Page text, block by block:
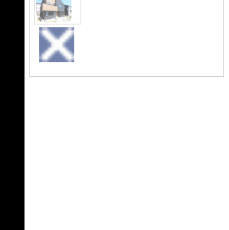
外観